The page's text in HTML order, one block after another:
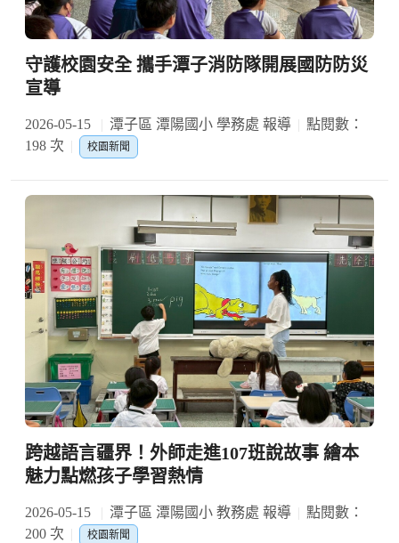
守護校園安全 攜手潭子消防隊開展國防防災
宣導
2026-05-15 潭子區 潭陽國小 學務處 報導
點閱數：
198 次
校園新聞
跨越語言疆界！外師走進107班說故事 繪本
魅力點燃孩子學習熱情
2026-05-15 潭子區 潭陽國小 教務處 報導
點閱數：
200 次
校園新聞